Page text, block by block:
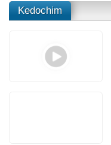
Kedochim